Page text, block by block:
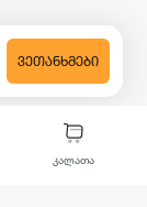
კალათა
ᲕᲔᲗᲐᲜᲮᲛᲔᲑᲘ